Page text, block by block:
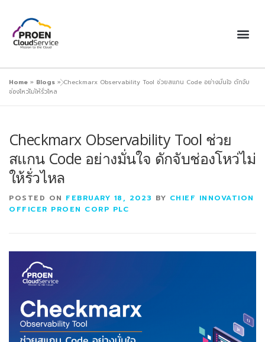
Home » Blogs »Checkmarx Observability Tool ช่วยสแกน Code อย่างมั่นใจ ดักจับ
ช่องโหว่ไม่ให้รั่วไหล
Checkmarx Observability Tool ช่วย
สแกน Code อย่างมั่นใจ ดักจับช่องโหว่ไม่
ให้รั่วไหล
POSTED ON FEBRUARY 18, 2023 BY CHIEF INNOVATION
OFFICER PROEN CORP PLC